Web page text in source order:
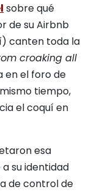
sobre qué
de su Airbnb
canten toda la
croaking all
en el foro de
tiempo,
el coquí en
esa
su identidad
de control de